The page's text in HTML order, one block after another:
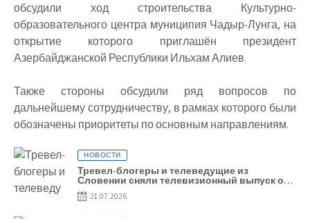
обсудили ход строительства Культурно-
образовательного центра муниципия Чадыр-Лунга, на
открытие которого приглашён президент
Азербайджанской Республики Ильхам Алиев.
Также стороны обсудили ряд вопросов по
дальнейшему сотрудничеству, в рамках которого были
обозначены приоритеты по основным направлениям.
НОВОСТИ
Тревел-блогеры и телеведущие из
Словении сняли телевизионный выпуск о
Гагаузии
21.07.2026